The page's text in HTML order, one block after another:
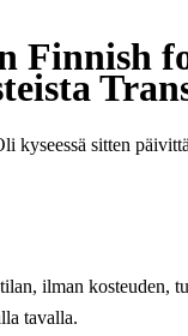
Finnish
sitten
ilman kosteuden,
tavalla.